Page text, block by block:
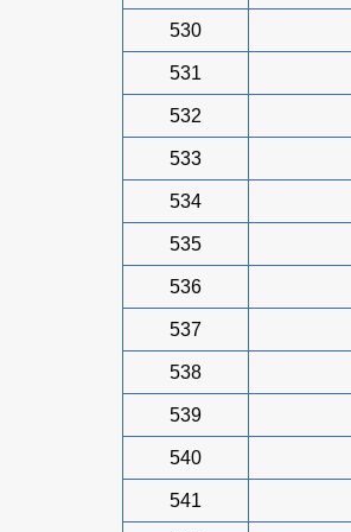
530
531
532
533
534
535
536
537
538
539
540
541